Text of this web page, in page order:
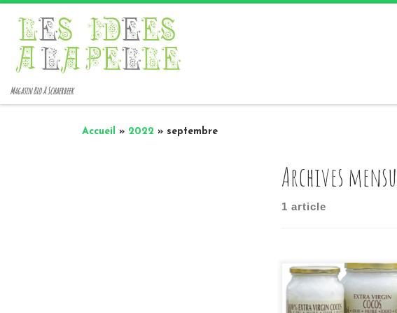
Passer au contenu
Magasin Bio à Schaerbeek
Accueil » 2022 » septembre
Archives
1 article
L’huile de coco
de qualité supérieure
de sa méthode de